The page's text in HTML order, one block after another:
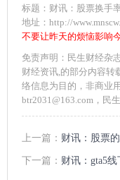
标题：财讯：股票换手
地址：http://
不要让昨天的烦恼影响
免责声明：民生财经杂
财经资讯,的部分内容转
络信息为目的，非商业
btr2031@163.com，民
上一篇： 财讯：股票
下一篇： 财讯：gta5